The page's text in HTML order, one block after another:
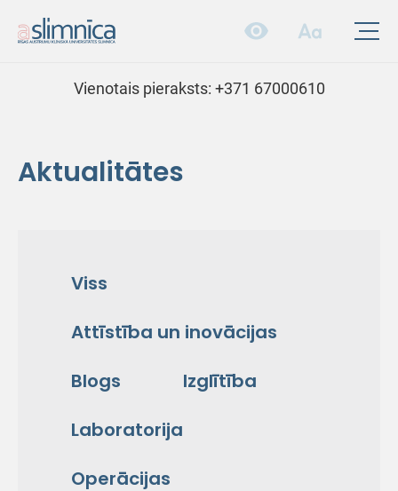
Vienotais pieraksts: +371 67000610
Aktualitātes
Viss
Attīstība un inovācijas
Blogs Izglītība
Laboratorija
Operācijas